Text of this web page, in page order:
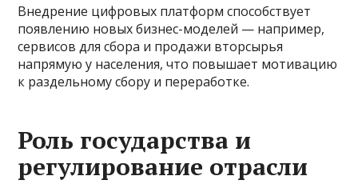
Внедрение цифровых платформ способствует
появлению новых бизнес-моделей — например,
сервисов для сбора и продажи вторсырья
напрямую у населения, что повышает мотивацию
к раздельному сбору и переработке.
Роль государства и
регулирование отрасли